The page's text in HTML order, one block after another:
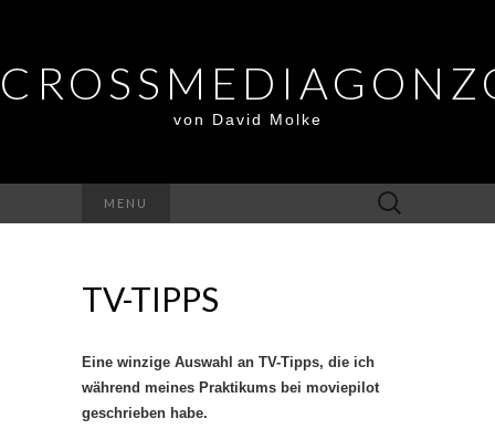
von David Molke
MENU
Suche
nach:
TV-TIPPS
Eine winzige Auswahl an TV-Tipps, die ich
während meines Praktikums bei moviepilot
geschrieben habe.